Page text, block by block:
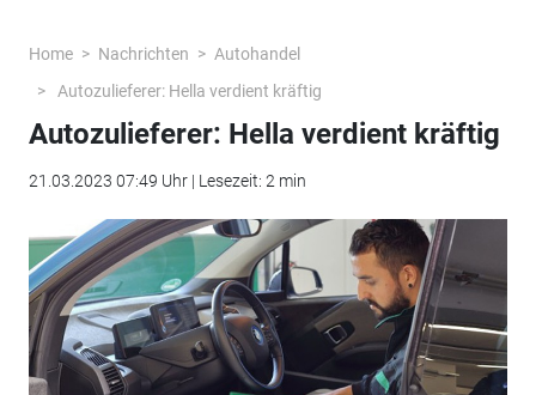
Home Nachrichten
Autohandel
Autozulieferer: Hella verdient kräftig
Autozulieferer: Hella verdient kräftig
21.03.2023 07:49 Uhr | Lesezeit: 2 min